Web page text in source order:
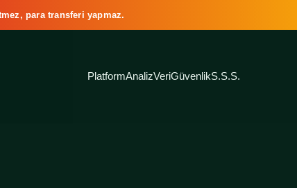
para transferi yapmaz.
PlatformAnalizVeriGüvenlikS.S.S.